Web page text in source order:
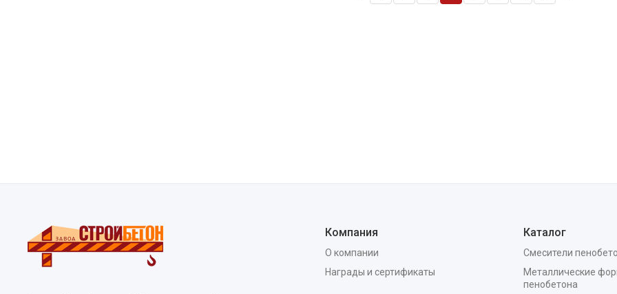
Компания
О компании
Награды и сертификаты
Каталог
Смесители
Металлические
пенобетона